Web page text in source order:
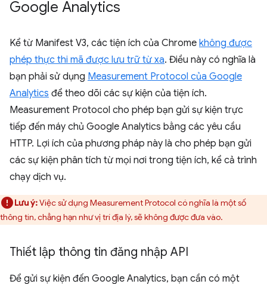
Google Analytics
Kể từ Manifest V3, các tiện ích của Chrome không được
phép thực thi mã được lưu trữ từ xa. Điều này có nghĩa là
bạn phải sử dụng Measurement Protocol của Google
Analytics để theo dõi các sự kiện của tiện ích.
Measurement Protocol cho phép bạn gửi sự kiện trực
tiếp đến máy chủ Google Analytics bằng các yêu cầu
HTTP. Lợi ích của phương pháp này là cho phép bạn gửi
các sự kiện phân tích từ mọi nơi trong tiện ích, kể cả trình
chạy dịch vụ.
Lưu ý:Việc sử dụng Measurement Protocol có nghĩa là một số
thông tin, chẳng hạn như vị trí địa lý, sẽ không được đưa vào.
Thiết lập thông tin đăng nhập API
Để gửi sự kiện đến Google Analytics, bạn cần có một